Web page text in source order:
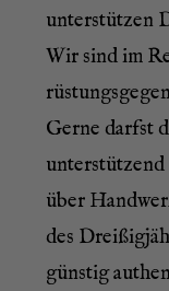
unter­stüt­zen
Wir sind im
Ger­ne darfst
über
des
güns­tig